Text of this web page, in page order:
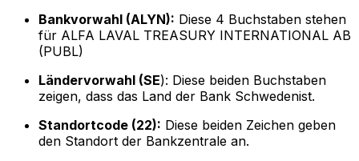
Bankvorwahl (ALYN): Diese 4 Buchstaben stehen
für ALFA LAVAL TREASURY INTERNATIONAL AB
(PUBL)
Ländervorwahl (SE): Diese beiden Buchstaben
zeigen, dass das Land der Bank Schwedenist.
Standortcode (22): Diese beiden Zeichen geben
den Standort der Bankzentrale an.